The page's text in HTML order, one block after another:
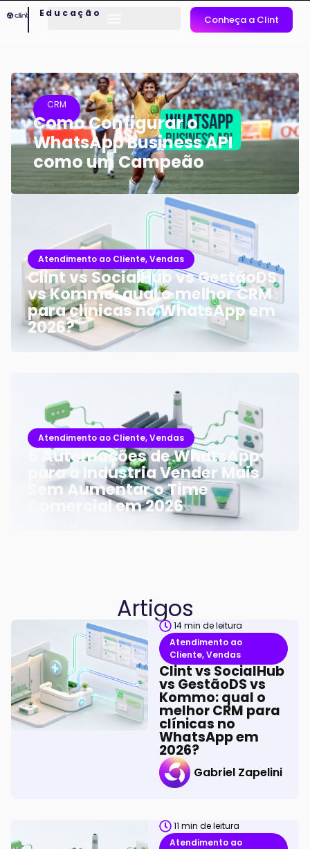
Educação
Conheça a Clint
CRM
Como Configurar o
WhatsApp Business API
como um Campeão
Atendimento ao Cliente,Vendas
Clint vs SocialHub vs GestãoDS
vs Kommo: qual o melhor CRM
para clínicas no WhatsApp em
2026?
Atendimento ao Cliente,Vendas
5 Automações de WhatsApp
para a Indústria Vender Mais
Sem Aumentar o Time
Comercial em 2026
Artigos
14min de leitura
Atendimento ao
Cliente,Vendas
Clint vs SocialHub
vs GestãoDS vs
Kommo: qual o
melhor CRM para
clínicas no
WhatsApp em
2026?
Gabriel Zapelini
11 min de leitura
Atendimento ao